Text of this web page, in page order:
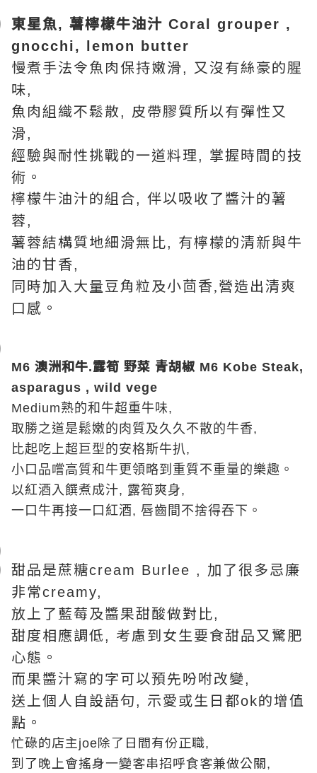
東星魚, 薯檸檬牛油汁 Coral grouper ,
gnocchi, lemon butter
慢煮手法令魚肉保持嫩滑, 又沒有絲豪的腥
味,
魚肉組織不鬆散, 皮帶膠質所以有彈性又
滑,
經驗與耐性挑戰的一道料理, 掌握時間的技
術。
檸檬牛油汁的組合, 伴以吸收了醬汁的薯
蓉,
薯蓉結構質地細滑無比, 有檸檬的清新與牛
油的甘香,
同時加入大量豆角粒及小茴香,營造出清爽
口感。
M6 澳洲和牛.露筍 野菜 青胡椒 M6 Kobe Steak,
asparagus , wild vege
Medium熟的和牛超重牛味,
取勝之道是鬆嫩的肉質及久久不散的牛香,
比起吃上超巨型的安格斯牛扒,
小口品嚐高質和牛更領略到重質不重量的樂趣。
以紅酒入饌煮成汁, 露筍爽身,
一口牛再接一口紅酒, 唇齒間不捨得吞下。
甜品是蔗糖cream Burlee , 加了很多忌廉
非常creamy,
放上了藍莓及醬果甜酸做對比,
甜度相應調低, 考慮到女生要食甜品又驚肥
心態。
而果醬汁寫的字可以預先吩咐改變,
送上個人自設語句, 示愛或生日都ok的增值
點。
忙碌的店主 joe除了日間有份正職,
到了晚上會搖身一變客串招呼食客兼做公關,